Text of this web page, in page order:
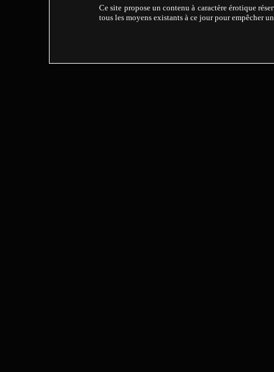
Ce site propose un contenu à caractère érotique
tous les moyens existants à ce jour pour empêcher